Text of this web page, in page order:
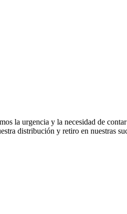
la urgencia y la necesidad de
distribución y retiro en nuestras